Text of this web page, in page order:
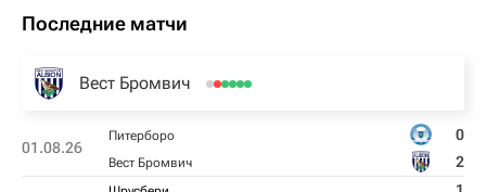
Последние матчи
Вест Бромвич
01.08.26
Питерборо 0
Вест Бромвич 2